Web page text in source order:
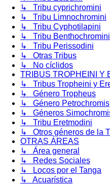
↳ Tribu cyprichromini
↳ Tribu Limnochromini
↳ Tribu Cyphotilapini
↳ Tribu Benthochromini
↳ Tribu Perissodini
↳ Otras Tribus
↳ No cíclidos
TRIBUS TROPHEINI Y
↳ Tribus Tropheini y
↳ Género Tropheus
↳ Género Petrochromis
↳ Géneros
↳ Tribu Eretmodini
↳ Otros géneros de la
OTRAS ÁREAS
↳ Área general
↳ Redes Sociales
↳ Locos por el Tanga
↳ Acuarística